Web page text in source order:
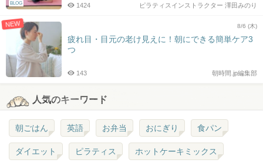
BLOG ピラティスインストラクター 澤田みのり
1424
NEW 8/6 (木)
疲れ目・目元の老け見えに！朝にできる簡単ケア3
つ
朝時間.jp編集部
143
人気のキーワード
朝ごはん 英語 お弁当 おにぎり 食パン
ダイエット ピラティス ホットケーキミックス